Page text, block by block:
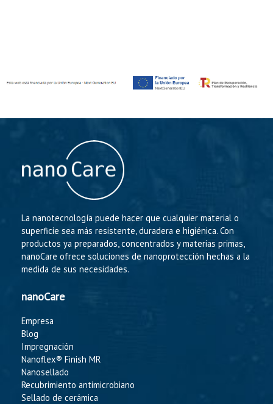
La nanotecnología puede hacer que cualquier material o
superficie sea más resistente, duradera e higiénica. Con
productos ya preparados, concentrados y materias primas,
nanoCare ofrece soluciones de nanoprotección hechas a la
medida de sus necesidades.
nanoCare
Empresa
Blog
Impregnación
Nanoflex® Finish MR
Nanosellado
Recubrimiento antimicrobiano
Sellado de cerámica